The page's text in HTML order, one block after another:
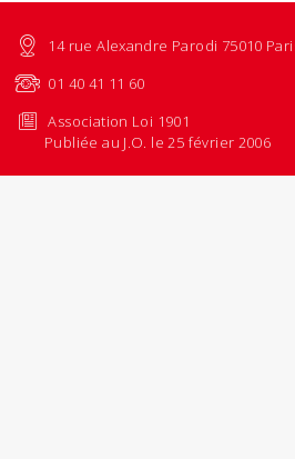
14 rue Alexandre Parodi 75010
01 40 41 11 60
Association Loi 1901
Publiée au J.O. le 25 février 2006